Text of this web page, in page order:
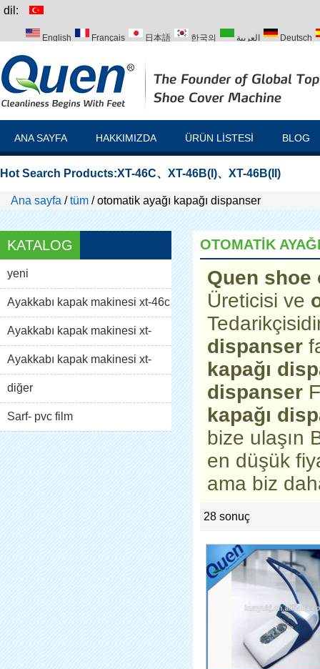
dil:
English Français 日本語 한국의 العربية Deutsch
ANA SAYFA HAKKIMIZDA ÜRÜN LISTESI BLOG
Hot Search Products:XT-46C、 XT-46B(I)、 XT-46B(II)
Ana sayfa /tüm /otomatik ayağı kapağı dispanser
KATALOG
yeni
Ayakkabı kapak makinesi xt-46c
Ayakkabı kapak makinesi xt-
46b( i)
Ayakkabı kapak makinesi xt-
46b( ii)
diğer
Sarf- pvc film
OTOMATIK
Quen
Üreticisi ve
dispanser
kapağı
dispanser
kapağı
bize ulaşın
en düşük
ama biz
28 sonuç